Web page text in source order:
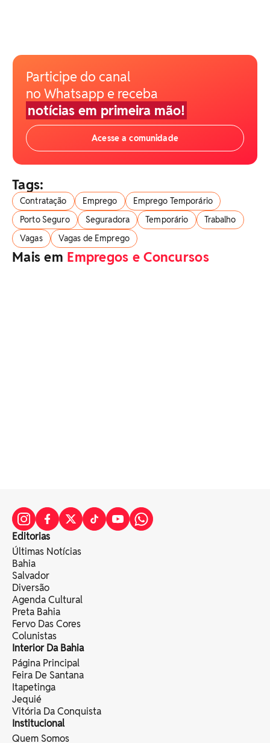
Participe do canal
no Whatsapp e receba
notícias em primeira mão!
Acesse a comunidade
Tags:
Contratação Emprego
Emprego Temporário
Porto Seguro
Seguradora Temporário
Trabalho
Vagas
Vagas de Emprego
Mais em Empregos e Concursos
Editorias
Últimas Notícias
Bahia
Salvador
Diversão
Agenda Cultural
Preta Bahia
Fervo Das Cores
Colunistas
Interior Da Bahia
Página Principal
Feira De Santana
Itapetinga
Jequié
Vitória Da Conquista
Institucional
Quem Somos